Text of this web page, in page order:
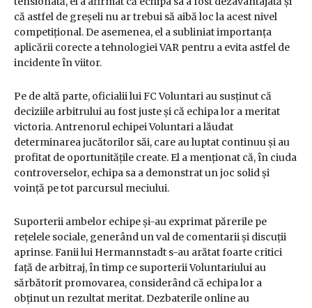
că astfel de greșeli nu ar trebui să aibă loc la acest nivel
competițional. De asemenea, el a subliniat importanța
aplicării corecte a tehnologiei VAR pentru a evita astfel de
incidente în viitor.
Pe de altă parte, oficialii lui FC Voluntari au susținut că
deciziile arbitrului au fost juste și că echipa lor a meritat
victoria. Antrenorul echipei Voluntari a lăudat
determinarea jucătorilor săi, care au luptat continuu și au
profitat de oportunitățile create. El a menționat că, în ciuda
controverselor, echipa sa a demonstrat un joc solid și
voință pe tot parcursul meciului.
Suporterii ambelor echipe și-au exprimat părerile pe
rețelele sociale, generând un val de comentarii și discuții
aprinse. Fanii lui Hermannstadt s-au arătat foarte critici
față de arbitraj, în timp ce suporterii Voluntariului au
sărbătorit promovarea, considerând că echipa lor a
obținut un rezultat meritat. Dezbaterile online au